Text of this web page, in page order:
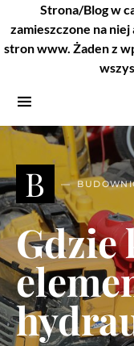
Strona/Blog w
zamieszczone na
stron www. Żaden z
B
Gdzie